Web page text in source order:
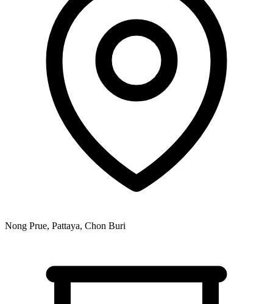
Nong Prue, Pattaya, Chon Buri